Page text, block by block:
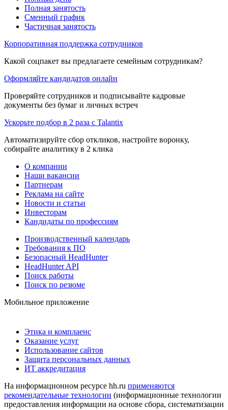
Полная занятость
Сменный график
Частичная занятость
Корпоративная поддержка сотрудников
Какой соцпакет вы предлагаете семейным сотрудникам?
Оформляйте кандидатов онлайн
Проверяйте сотрудников и подписывайте кадровые
документы без бумаг и личных встреч
Ускорьте подбор в 2 раза с Talantix
Автоматизируйте сбор откликов, настройте воронку,
собирайте аналитику в 2 клика
О компании
Наши вакансии
Партнерам
Реклама на сайте
Новости и статьи
Инвесторам
Кандидаты по профессиям
Производственный календарь
Требования к ПО
Безопасный HeadHunter
HeadHunter API
Поиск работы
Поиск по резюме
Мобильное приложение
Этика и комплаенс
Оказание услуг
Использование сайтов
Защита персональных данных
ИТ аккредитация
На информационном ресурсе hh.ru применяются
рекомендательные технологии (информационные технологии
предоставления информации на основе сбора, систематизации